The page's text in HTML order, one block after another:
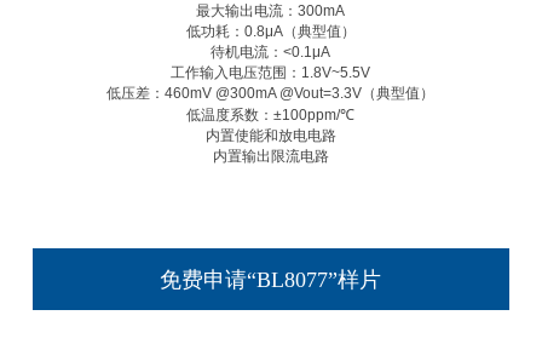
最大输出电流：300mA
低功耗：0.8μA（典型值）
待机电流：<0.1μA
工作输入电压范围：1.8V~5.5V
低压差：460mV @300mA @Vout=3.3V（典型值）
低温度系数：±100ppm/℃
内置使能和放电电路
内置输出限流电路
免费申请“BL8077”样片